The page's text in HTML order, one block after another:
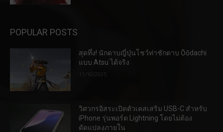
POPULAR POSTS
สุดทึ่ง! นักดาบญี่ปุ่นโชว์ท่าชักดาบ Ōōdachi
แบบ Atsu ได้จริง
11/10/2025
วิศวกรอิสระเปิดตัวเคสเสริม USB-C สำหรับ
iPhone รุ่นพอร์ต Lightning โดยไม่ต้อง
ดัดแปลงภายใน